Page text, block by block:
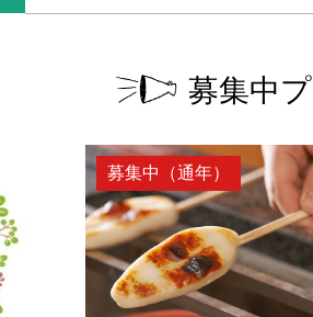
募集中
募集中（通年）